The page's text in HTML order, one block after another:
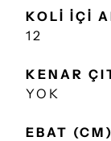
KOLİ İÇİ
12
KENAR
YOK
EBAT (CM)